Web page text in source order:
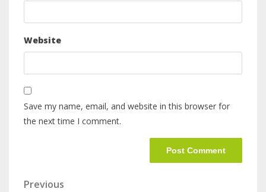
Website
Save my name, email, and website in this browser for
the next time I comment.
Previous